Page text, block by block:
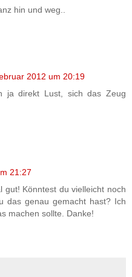
hin und weg..
2012 um 20:19
ja direkt Lust, sich das Zeug
21:27
gut! Könntest du vielleicht noch
das genau gemacht hast? Ich
machen sollte. Danke!